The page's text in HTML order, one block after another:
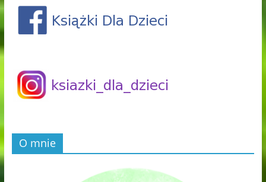
O mnie